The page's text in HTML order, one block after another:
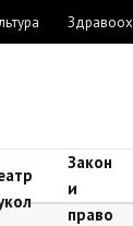
Закон
и
право